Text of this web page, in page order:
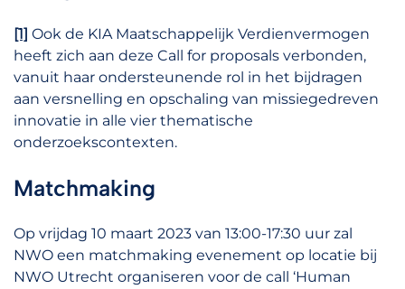
[1] Ook de KIA Maatschappelijk Verdienvermogen
heeft zich aan deze Call for proposals verbonden,
vanuit haar ondersteunende rol in het bijdragen
aan versnelling en opschaling van missiegedreven
innovatie in alle vier thematische
onderzoekscontexten.
Matchmaking
Op vrijdag 10 maart 2023 van 13:00-17:30 uur zal
NWO een matchmaking evenement op locatie bij
NWO Utrecht organiseren voor de call ‘Human